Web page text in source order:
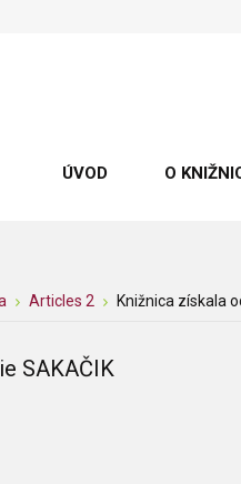
ÚVOD O
Articles 2 Knižnica získala
SAKAČIK